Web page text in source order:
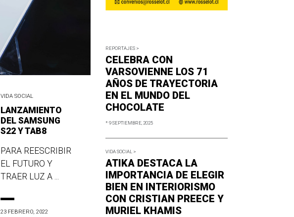
VIDA SOCIAL
LANZAMIENTO
DEL SAMSUNG
S22 Y TAB8
PARA REESCRIBIR
EL FUTURO Y
TRAER LUZ A ...
23 FEBRERO, 2022
REPORTAJES >
CELEBRA CON
VARSOVIENNE LOS 71
AÑOS DE TRAYECTORIA
EN EL MUNDO DEL
CHOCOLATE
* 9 SEPTIEMBRE, 2025
VIDA SOCIAL >
ATIKA DESTACA LA
IMPORTANCIA DE ELEGIR
BIEN EN INTERIORISMO
CON CRISTIAN PREECE Y
MURIEL KHAMIS